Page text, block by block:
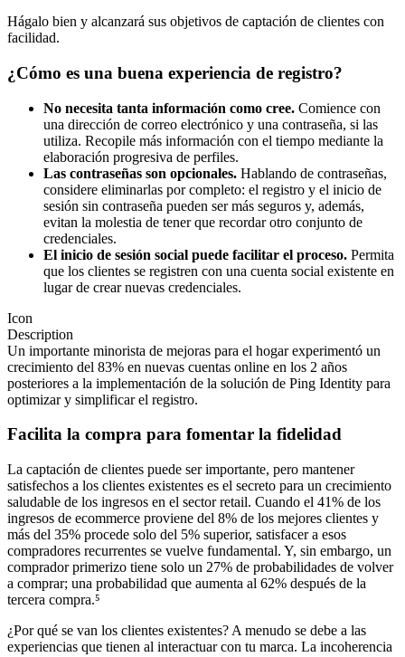
Hágalo bien y alcanzará sus objetivos de captación de clientes con
facilidad.
¿Cómo es una buena experiencia de registro?
No necesita tanta información como cree. Comience con
una dirección de correo electrónico y una contraseña, si las
utiliza. Recopile más información con el tiempo mediante la
elaboración progresiva de perfiles.
Las contraseñas son opcionales. Hablando de contraseñas,
considere eliminarlas por completo: el registro y el inicio de
sesión sin contraseña pueden ser más seguros y, además,
evitan la molestia de tener que recordar otro conjunto de
credenciales.
El inicio de sesión social puede facilitar el proceso. Permita
que los clientes se registren con una cuenta social existente en
lugar de crear nuevas credenciales.
Icon
Description
Un importante minorista de mejoras para el hogar experimentó un
crecimiento del 83% en nuevas cuentas online en los 2 años
posteriores a la implementación de la solución de Ping Identity para
optimizar y simplificar el registro.
Facilita la compra para fomentar la fidelidad
La captación de clientes puede ser importante, pero mantener
satisfechos a los clientes existentes es el secreto para un crecimiento
saludable de los ingresos en el sector retail. Cuando el 41% de los
ingresos de ecommerce proviene del 8% de los mejores clientes y
más del 35% procede solo del 5% superior, satisfacer a esos
compradores recurrentes se vuelve fundamental. Y, sin embargo, un
comprador primerizo tiene solo un 27% de probabilidades de volver
a comprar; una probabilidad que aumenta al 62% después de la
tercera compra.⁵
¿Por qué se van los clientes existentes? A menudo se debe a las
experiencias que tienen al interactuar con tu marca. La incoherencia